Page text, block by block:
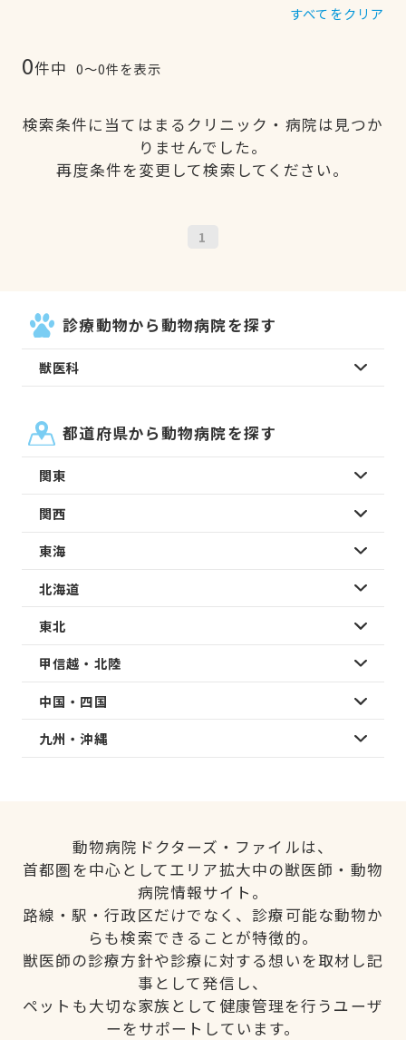
すべてをクリア
0件中 0〜0件を表示
検索条件に当てはまるクリニック・病院は見つか
りませんでした。
再度条件を変更して検索してください。
1
診療動物から動物病院を探す
獣医科
都道府県から動物病院を探す
関東
関西
東海
北海道
東北
甲信越・北陸
中国・四国
九州・沖縄
動物病院ドクターズ・ファイルは、
首都圏を中心としてエリア拡大中の獣医師・動物
病院情報サイト。
路線・駅・行政区だけでなく、診療可能な動物か
らも検索できることが特徴的。
獣医師の診療方針や診療に対する想いを取材し記
事として発信し、
ペットも大切な家族として健康管理を行うユーザ
ーをサポートしています。